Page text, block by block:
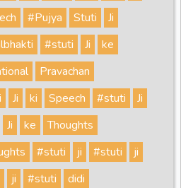
#Pujya Stuti
Ji
#stuti Ji
ke
Pravachan
Ji ki Speech #stuti
Ji
Ji ke
Thoughts
#stuti ji #stuti
ji
ji #stuti didi